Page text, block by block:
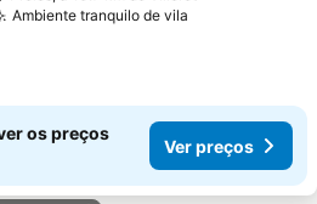
Ambiente tranquilo de vila
os preços
Ver preços